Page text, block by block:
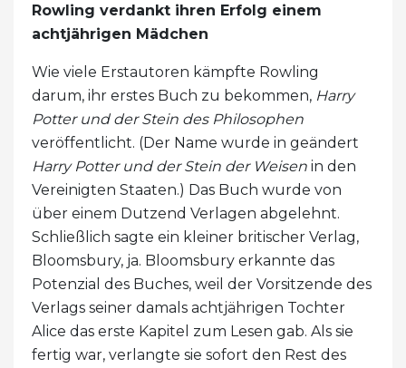
Rowling verdankt ihren Erfolg einem
achtjährigen Mädchen
Wie viele Erstautoren kämpfte Rowling
darum, ihr erstes Buch zu bekommen, Harry
Potter und der Stein des Philosophen
veröffentlicht. (Der Name wurde in geändert
Harry Potter und der Stein der Weisen in den
Vereinigten Staaten.) Das Buch wurde von
über einem Dutzend Verlagen abgelehnt.
Schließlich sagte ein kleiner britischer Verlag,
Bloomsbury, ja. Bloomsbury erkannte das
Potenzial des Buches, weil der Vorsitzende des
Verlags seiner damals achtjährigen Tochter
Alice das erste Kapitel zum Lesen gab. Als sie
fertig war, verlangte sie sofort den Rest des